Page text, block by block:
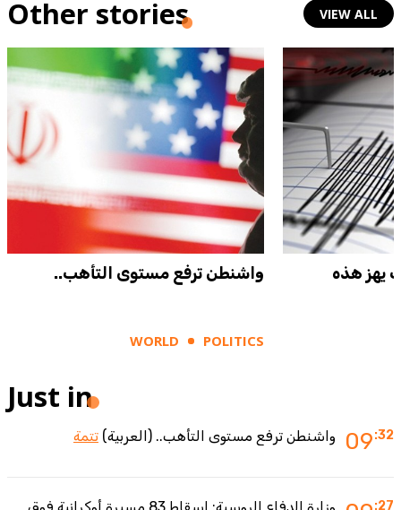
Other stories VIEW ALL
واشنطن ترفع مستوى التأهب..
WORLD POLITICS
درجات يهز هذه
Just in
09:32 واشنطن ترفع مستوى التأهب.. (العربية) تتمة
:27